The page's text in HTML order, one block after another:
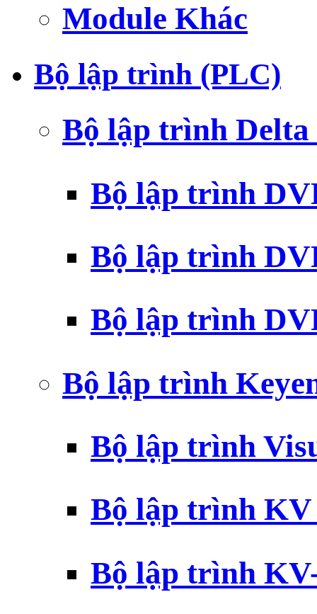
Module Khác
Bộ lập trình (PLC)
Bộ lập trình
Bộ lập trình
Bộ lập trình
Bộ lập trình
Bộ lập trình
Bộ lập trình
Bộ lập trình
Bộ lập trình